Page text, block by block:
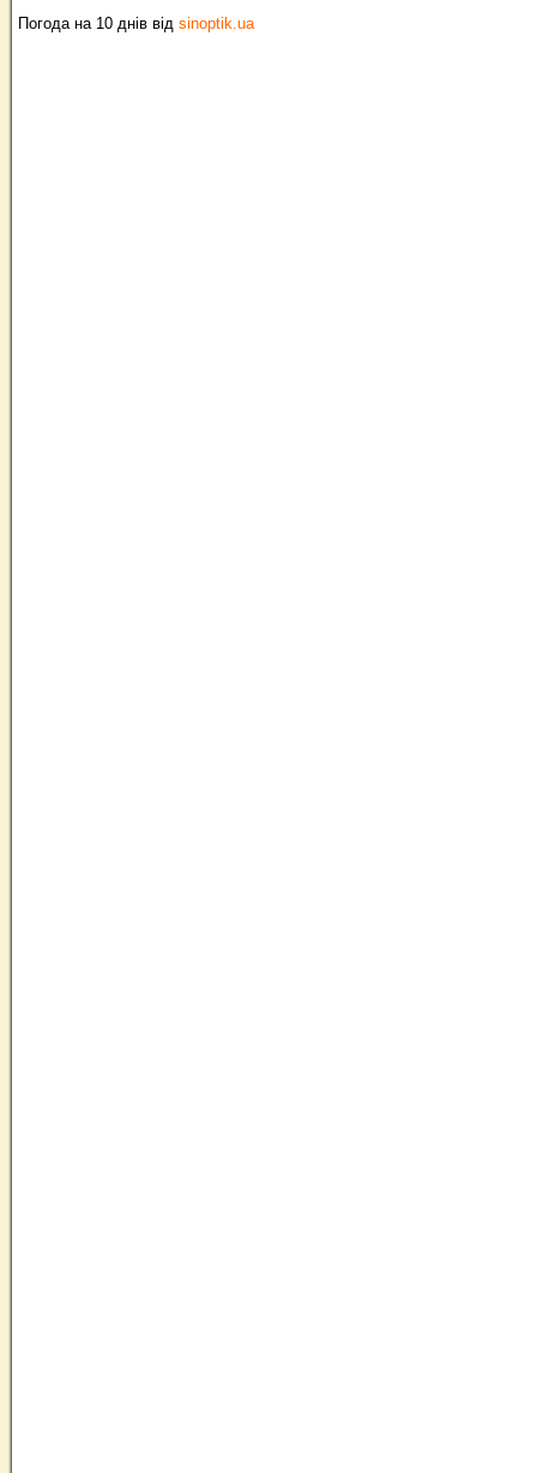
Погода на 10 днів від sinoptik.ua